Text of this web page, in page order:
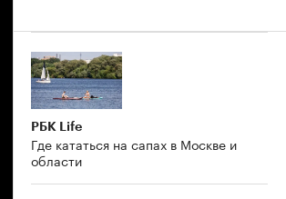
РБК Life
Где кататься на сапах в Москве и
области